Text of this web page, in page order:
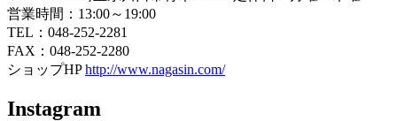
営業時間：13:00～19:00
TEL：048-252-2281
FAX：048-252-2280
ショップHPhttp://www.nagasin.com/
Instagram